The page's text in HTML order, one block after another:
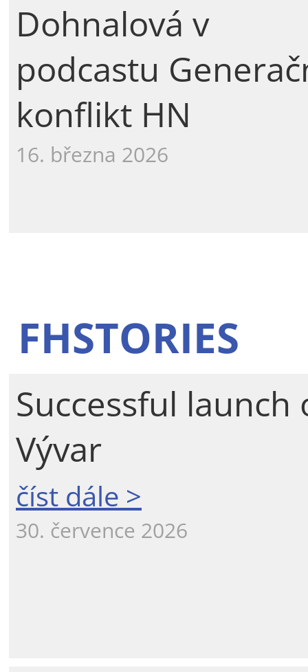
Dohnalová v
podcastu
konflikt HN
16. března 2026
FHSTORIES
Successful launch
Vývar
číst dále >
30. července 2026